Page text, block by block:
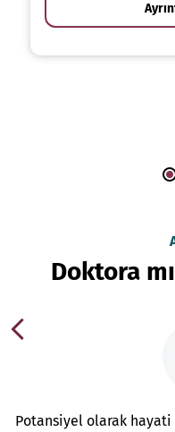
Doktora
Potansiyel olarak